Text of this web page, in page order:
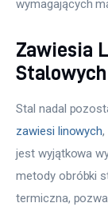
wymagających
Zawiesia
Stalowych
Stal nadal
zawiesi linowych,
jest wyjątkowa
metody obróbki
termiczna,